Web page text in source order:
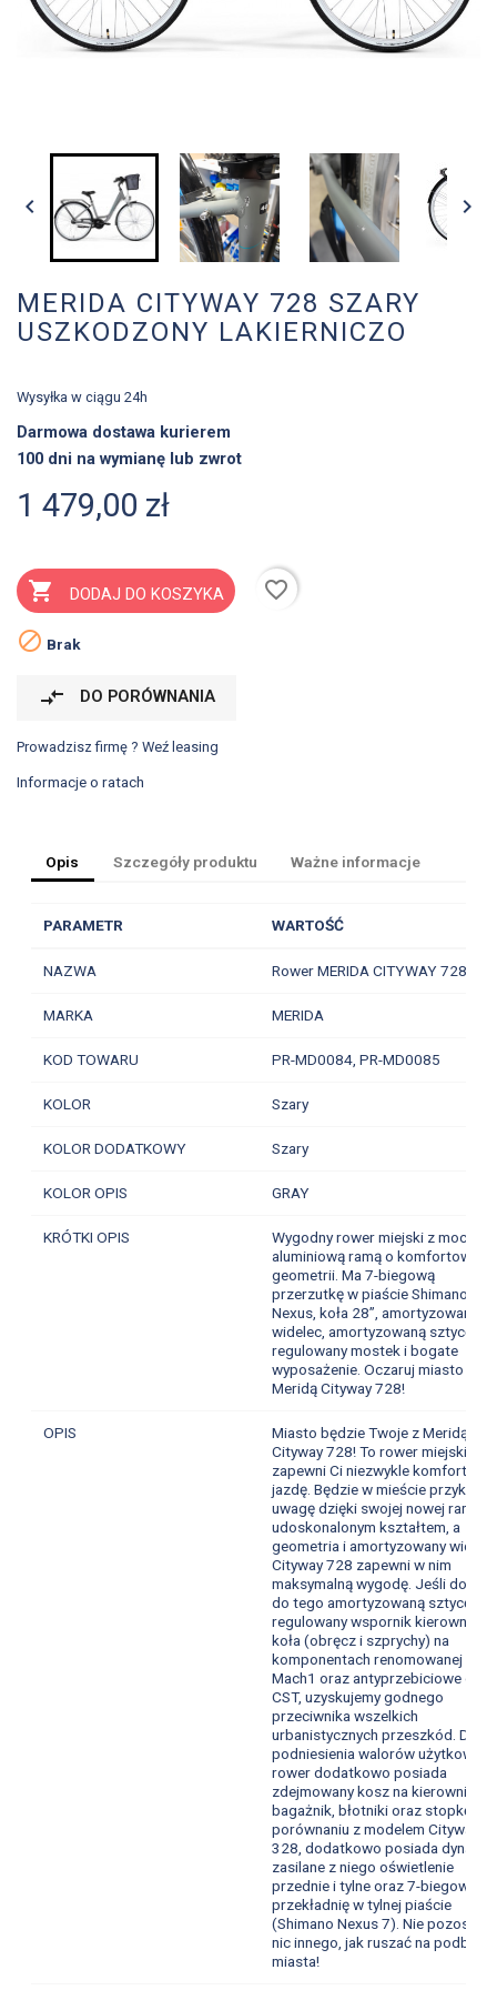
 
MERIDA CITYWAY 728 SZARY
USZKODZONY LAKIERNICZO
Wysyłka w ciągu 24h
Darmowa dostawa kurierem
100 dni na wymianę lub zwrot
1 479,00 zł
 DODAJ DO KOSZYKA
favorite_border
 Brak
compare_arrows DO PORÓWNANIA
Prowadzisz firmę ? Weź leasing
Informacje o ratach
Opis Szczegóły produktu Ważne informacje
PARAMETR WARTOŚĆ
NAZWA Rower MERIDA CITYWAY 728
MARKA MERIDA
KOD TOWARU PR-MD0084, PR-MD0085
KOLOR Szary
KOLOR DODATKOWY Szary
KOLOR OPIS GRAY
KRÓTKI OPIS
Wygodny rower miejski z mocną
aluminiową ramą o komfortowej
geometrii. Ma 7-biegową
przerzutkę w piaście Shimano
Nexus, koła 28”, amortyzowany
widelec, amortyzowaną sztycę,
regulowany mostek i bogate
wyposażenie. Oczaruj miasto z
Meridą Cityway 728!
OPIS
Miasto będzie Twoje z Meridą
Cityway 728! To rower miejski,
zapewni Ci niezwykle komfortową
jazdę. Będzie w mieście przykuwał
uwagę dzięki swojej nowej ramie z
udoskonalonym kształtem, a
geometria i amortyzowany
Cityway 728 zapewni w nim
maksymalną wygodę. Jeśli
do tego amortyzowaną sztycę,
regulowany wspornik kierownicy,
koła (obręcz i szprychy) na
komponentach renomowanej
Mach1 oraz antyprzebiciowe
CST, uzyskujemy godnego
przeciwnika wszelkich
urbanistycznych przeszkód. Dla
podniesienia walorów użytkowych
rower dodatkowo posiada
zdejmowany kosz na kierownicę,
bagażnik, błotniki oraz stopkę. W
porównaniu z modelem Cityway
328, dodatkowo posiada dynamo
zasilane z niego oświetlenie
przednie i tylne oraz 7-biegową
przekładnię w tylnej piaście
(Shimano Nexus 7). Nie pozostaje
nic innego, jak ruszać na podbój
miasta!